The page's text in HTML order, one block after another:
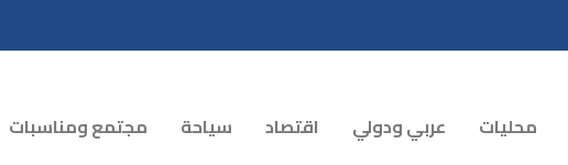
محليات عربي ودولي اقتصاد سياحة مجتمع ومناسبات